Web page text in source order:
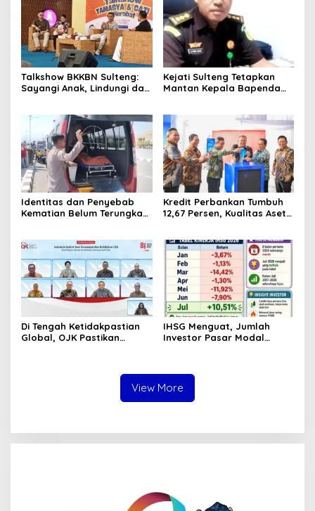
Talkshow BKKBN Sulteng:
Sayangi Anak, Lindungi dan
Bijak Bermedia Digital
Kejati Sulteng Tetapkan
Mantan Kepala Bapenda
Pertambangan
Identitas dan Penyebab
Kematian Belum Terungkap,
Pantai Lere Palu, Kondisi
Tubuh Sudah Terurai
Dicabik Buaya
Kredit Perbankan Tumbuh
12,67 Persen, Kualitas Aset
Di Tengah Ketidakpastian
Global, OJK Pastikan
IHSG Menguat, Jumlah
Investor Pasar Modal
View More